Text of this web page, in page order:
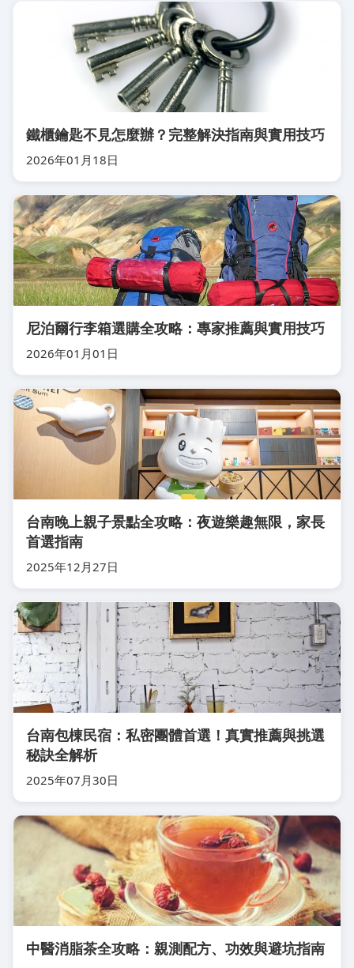
鐵櫃鑰匙不見怎麼辦？完整解決指南與實用技巧
2026年01月18日
尼泊爾行李箱選購全攻略：專家推薦與實用技巧
2026年01月01日
台南晚上親子景點全攻略：夜遊樂趣無限，家長
首選指南
2025年12月27日
台南包棟民宿：私密團體首選！真實推薦與挑選
秘訣全解析
2025年07月30日
中醫消脂茶全攻略：親測配方、功效與避坑指南